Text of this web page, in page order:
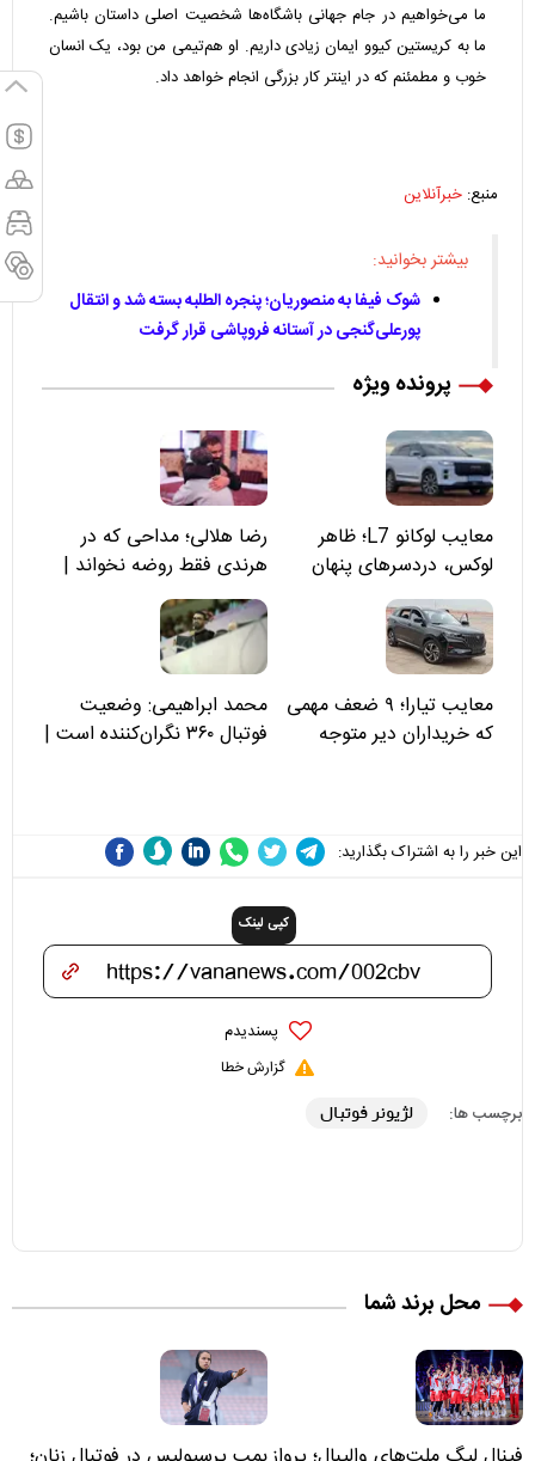
ما می‌خواهیم در جام جهانی باشگاه‌ها شخصیت اصلی داستان باشیم.
ما به کریستین کیوو ایمان زیادی داریم. او هم‌تیمی من بود، یک انسان
خوب و مطمئنم که در اینتر کار بزرگی انجام خواهد داد.
منبع: خبرآنلاین
بیشتر بخوانید:
شوک فیفا به منصوریان؛ پنجره الطلبه بسته شد و انتقال
پورعلی‌گنجی در آستانه فروپاشی قرار گرفت
پرونده ویژه
معایب لوکانو L7؛ ظاهر
لوکس، دردسرهای پنهان
رضا هلالی؛ مداحی که در
هرندی فقط روضه نخواند |
مسئولان «تکیه‌گاه آقا مرتضی
علی(ع)» را جدی‌تر ببینند
معایب تیارا؛ ۹ ضعف مهمی
که خریداران دیر متوجه
محمد ابراهیمی: وضعیت
فوتبال ۳۶۰ نگران‌کننده است |
این خبر را به اشتراک بگذارید:
کپی لینک
پسندیدم
گزارش خطا
برچسب ها: لژیونر فوتبال
محل برند شما